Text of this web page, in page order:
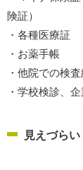
険証）
・各種医療証
・お薬手帳
・他院での検
・学校検診、
見えづら